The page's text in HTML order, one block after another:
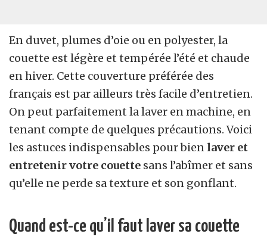
En duvet, plumes d’oie ou en polyester, la
couette est légère et tempérée l’été et chaude
en hiver. Cette couverture préférée des
français est par ailleurs très facile d’entretien.
On peut parfaitement la laver en machine, en
tenant compte de quelques précautions. Voici
les astuces indispensables pour bien laver et
entretenir votre couette sans l’abîmer et sans
qu’elle ne perde sa texture et son gonflant.
Quand est-ce qu’il faut laver sa couette